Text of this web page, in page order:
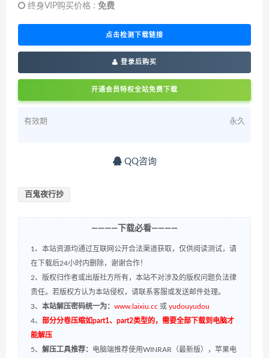
终身VIP购买价格 : 免费
点击检测下载链接
登录后购买
开通会员特权全站免费下载
有效期 永久
QQ咨询
百鬼夜行抄
————下载必看————
1、本站资源均通过互联网公开合法渠道获取，仅供阅读测试，请
在下载后24小时内删除，谢谢合作！
2、版权归作者或出版社方所有，本站不对涉及的版权问题负法律
责任。若版权方认为本站侵权，请联系客服或发送邮件处理。
3、 本站解压密码统一为： www.laixiu.cc 或 yudouyudou
4、 部分分卷压缩如part1、part2类型的，需要全部下载到电脑才
能解压
5、 解压工具推荐： 电脑端推荐使用WINRAR（最新版），苹果电